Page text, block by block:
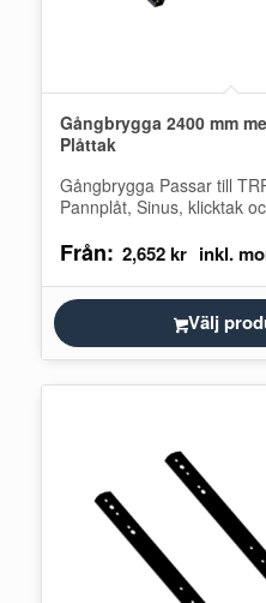
Gångbrygga 2400 mm
Plåttak
Gångbrygga Passar till
Pannplåt, Sinus, klicktak
infästningar.
Från: 2,652kr
Välj